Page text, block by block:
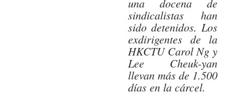
sindicalistas han
sido detenidos. Los
exdirigentes de la
HKCTU Carol Ng y
Lee Cheuk-yan
llevan más de 1.500
días en la cárcel.